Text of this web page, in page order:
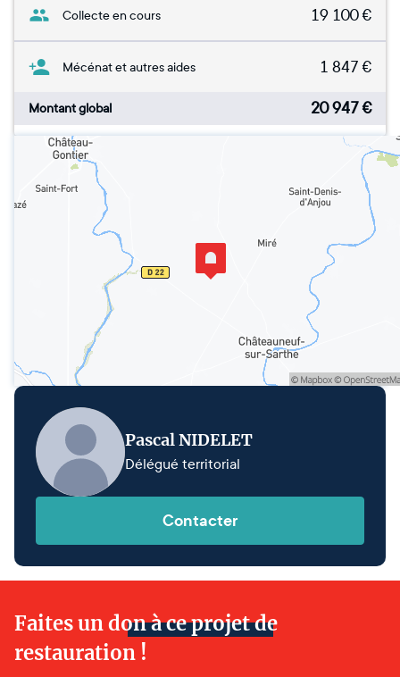
Collecte en cours 19 100€
Mécénat et autres aides 1 847 €
Montant global 20 947€
Pascal NIDELET
Délégué territorial
Contacter
Faites un don à ce projet de
restauration !